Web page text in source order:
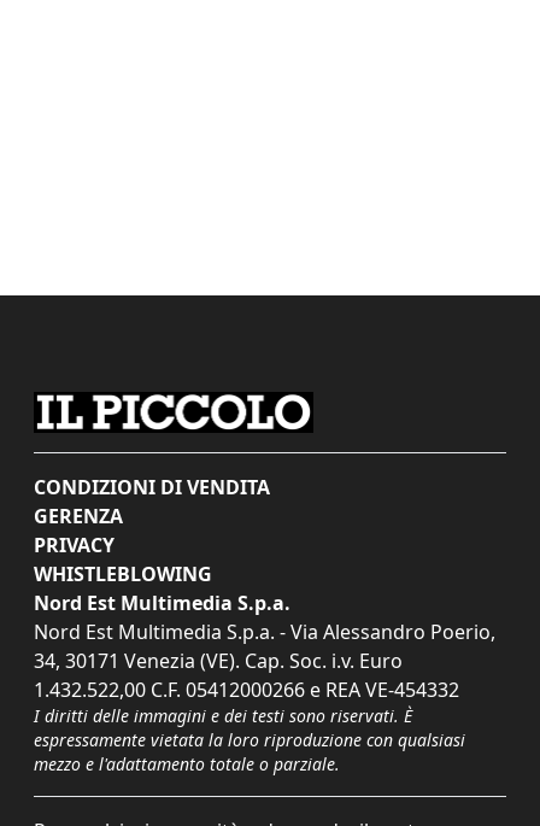
CONDIZIONI DI VENDITA
GERENZA
PRIVACY
WHISTLEBLOWING
Nord Est Multimedia S.p.a.
Nord Est Multimedia S.p.a. - Via Alessandro Poerio,
34, 30171 Venezia (VE). Cap. Soc. i.v. Euro
1.432.522,00 C.F. 05412000266 e REA VE-454332
I diritti delle immagini e dei testi sono riservati. È
espressamente vietata la loro riproduzione con qualsiasi
mezzo e l'adattamento totale o parziale.